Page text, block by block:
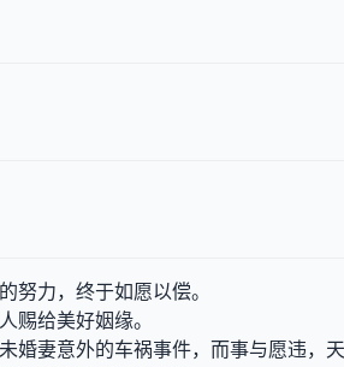
努力，终于如愿以偿。
赐给美好姻缘。
婚妻意外的车祸事件，而事与愿违，天